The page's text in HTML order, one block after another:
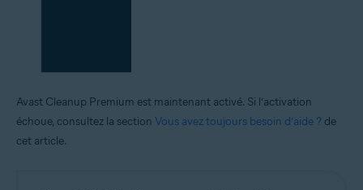
Avast Cleanup Premium est maintenant activé. Si l’activation
échoue, consultez la section Vous avez toujours besoin d’aide ? de
cet article.